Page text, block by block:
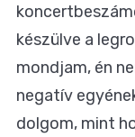
készülve a
mondjam, én
negatív
dolgom, mint